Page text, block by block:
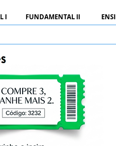
I FUNDAMENTAL II